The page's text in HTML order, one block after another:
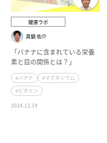
健康ラボ
真鍋 佑介
「バナナに含まれている栄養
素と目の関係とは？」
#バナナ
#マグネシウム
#ビタミン
2024.12.19